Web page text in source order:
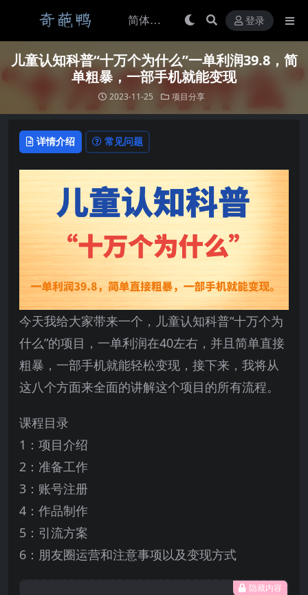
登录
儿童认知科普“十万个为什么”一单利润39.8，简
单粗暴，一部手机就能变现
2023-11-25 项目分享
详情介绍 常见问题
今天我给大家带来一个，儿童认知科普“十万个为
什么”的项目，一单利润在40左右，并且简单直接
粗暴，一部手机就能轻松变现，接下来，我将从
这八个方面来全面的讲解这个项目的所有流程。
课程目录
1：项目介绍
2：准备工作
3：账号注册
4：作品制作
5：引流方案
6：朋友圈运营和注意事项以及变现方式
隐藏内容